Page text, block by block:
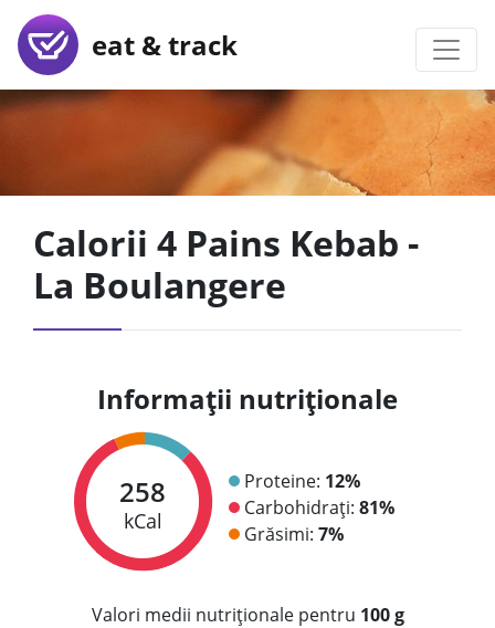
eat & track
Calorii 4 Pains Kebab -
La Boulangere
Informații nutriționale
258
kCal
Proteine: 12%
Carbohidrați: 81%
Grăsimi: 7%
Valori medii nutriționale pentru 100 g